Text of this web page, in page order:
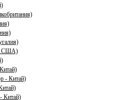
- США)
- Китай)
Китай)